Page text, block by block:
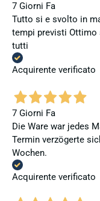
7 Giorni Fa
Tutto si e svolto in
tempi previsti
tutti
Acquirente verificato
7 Giorni Fa
Die Ware war jedes
Termin verzögerte
Wochen.
Acquirente verificato